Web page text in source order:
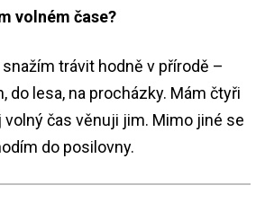
volném čase?
trávit hodně v přírodě –
do lesa, na procházky. Mám čtyři
volný čas věnuji jim. Mimo jiné se
do posilovny.